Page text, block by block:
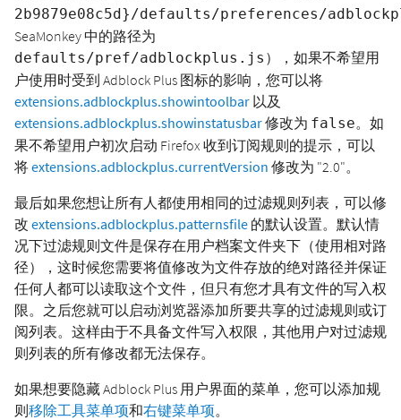
2b9879e08c5d}/defaults/preferences/
SeaMonkey 中的路径为
defaults/pref/adblockplus.js ），如果不希望用
户使用时受到 Adblock Plus 图标的影响，您可以将
extensions.adblockplus.showintoolbar 以及
extensions.adblockplus.showinstatusbar修改为 false。如
果不希望用户初次启动 Firefox 收到订阅规则的提示，可以
将extensions.adblockplus.currentVersion 修改为 "2.0"。
最后如果您想让所有人都使用相同的过滤规则列表，可以修
改 extensions.adblockplus.patternsfile 的默认设置。默认情
况下过滤规则文件是保存在用户档案文件夹下（使用相对路
径），这时候您需要将值修改为文件存放的绝对路径并保证
任何人都可以读取这个文件，但只有您才具有文件的写入权
限。之后您就可以启动浏览器添加所要共享的过滤规则或订
阅列表。这样由于不具备文件写入权限，其他用户对过滤规
则列表的所有修改都无法保存。
如果想要隐藏 Adblock Plus 用户界面的菜单，您可以添加规
则移除工具菜单项和右键菜单项。